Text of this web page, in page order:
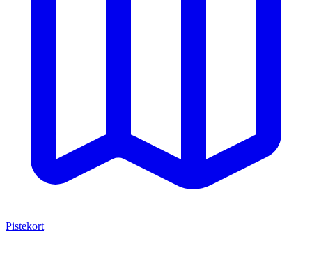
Pistekort